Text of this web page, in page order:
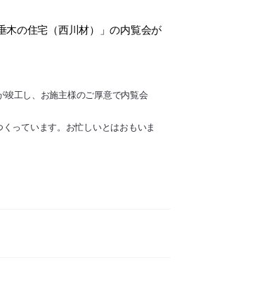
木の住宅（西川材）」の内覧会が
竣工し、お施主様のご厚意で内覧会
っています。お忙しいとはおもいま